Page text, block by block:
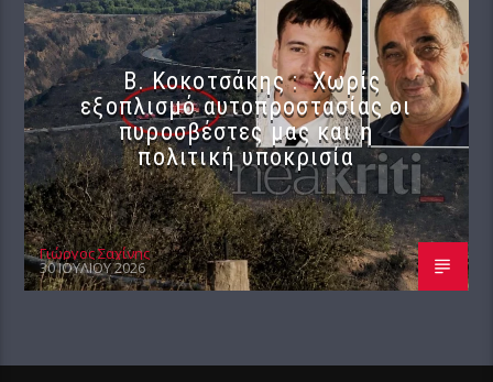
Β. Κοκοτσάκης : Χωρίς
εξοπλισμό αυτοπροστασίας οι
πυροσβέστες μας και η
πολιτική υποκρισία
Γιώργος Σαχίνης
30 ΙΟΥΛΊΟΥ 2026